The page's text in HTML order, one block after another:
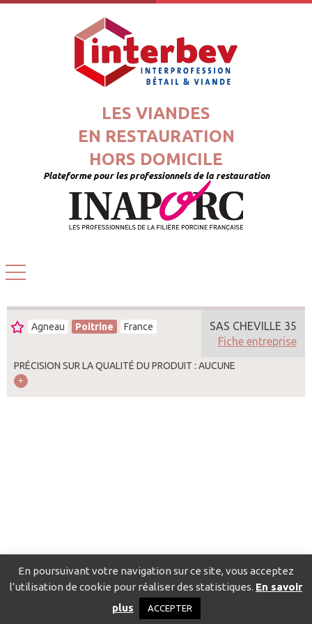
LES VIANDES
EN RESTAURATION
HORS DOMICILE
Plateforme pour les professionnels de la restauration
Agneau Poitrine France
PRÉCISION SUR LA QUALITÉ DU PRODUIT : AUCUNE
SAS CHEVILLE 35
Fiche entreprise
Catalogue pour localiser les fournisseurs
Politique de confidentialité
En poursuivant votre navigation sur ce site, vous acceptez
l’utilisation de cookie pour réaliser des statistiques. En savoir
plus
ACCEPTER